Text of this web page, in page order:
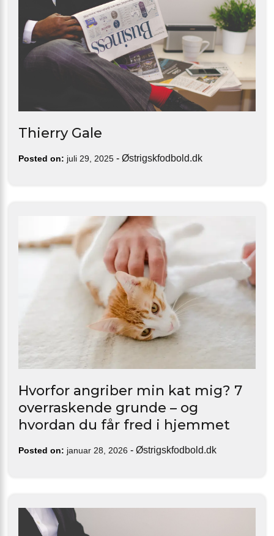
Thierry Gale
Posted on: juli 29, 2025 - Østrigskfodbold.dk
Hvorfor angriber min kat mig? 7
overraskende grunde – og
hvordan du får fred i hjemmet
Posted on: januar 28, 2026 - Østrigskfodbold.dk